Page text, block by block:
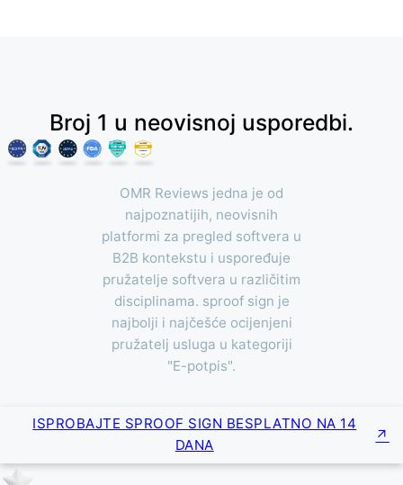
Broj 1 u neovisnoj usporedbi.
OMR Reviews jedna je od
najpoznatijih, neovisnih
platformi za pregled softvera u
B2B kontekstu i uspoređuje
pružatelje softvera u različitim
disciplinama. sproof sign je
najbolji i najčešće ocijenjeni
pružatelj usluga u kategoriji
"E-potpis".
ISPROBAJTE SPROOF SIGN BESPLATNO NA 14
DANA